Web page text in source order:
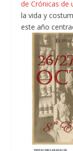
de Crónicas de
la vida y
este año